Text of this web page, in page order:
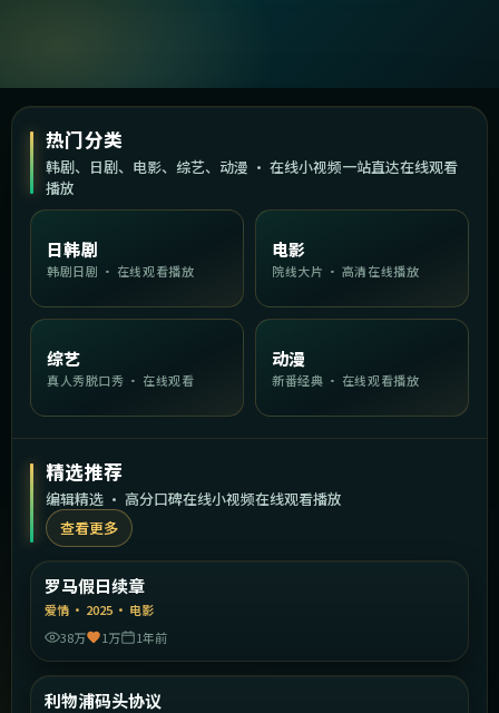
热门分类
韩剧、日剧、电影、综艺、动漫 · 在线小视频一站直达在线观看
播放
日韩剧
韩剧日剧 · 在线观看播放
电影
院线大片 · 高清在线播放
综艺
真人秀脱口秀 · 在线观看
动漫
新番经典 · 在线观看播放
精选推荐
编辑精选 · 高分口碑在线小视频在线观看播放
查看更多
精选
罗马假日续章
爱情 · 2025 · 电影
38万
1万 1年前
精选
利物浦码头协议